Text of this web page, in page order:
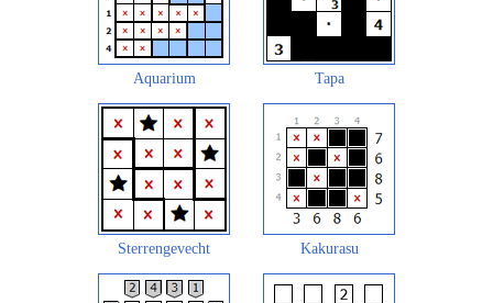
Aquarium Tapa
Sterrengevecht Kakurasu